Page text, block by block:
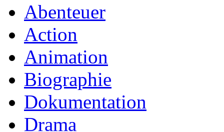
Abenteuer
Action
Animation
Biographie
Dokumentation
Drama